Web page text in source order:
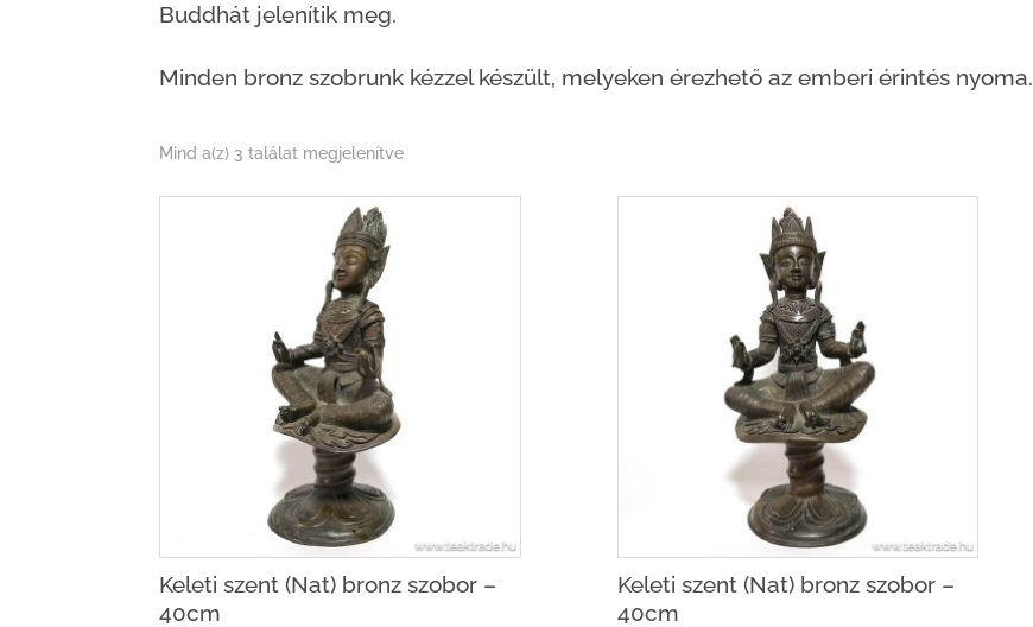
Buddhát jelenítik meg.
Minden bronz szobrunk kézzel készült, melyeken érezhető az emberi érintés nyoma.
Mind a(z) 3 találat megjelenítveSorted
by
Keleti szent (Nat) bronz szobor –
40cm
Keleti szent (Nat) bronz szobor –
40cm